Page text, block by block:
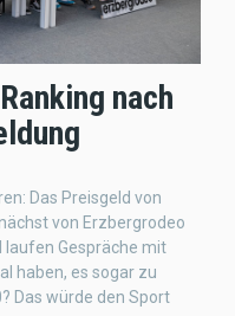
nach
Das Preisgeld von
von Erzbergrodeo
laufen Gespräche mit
haben, es sogar zu
Das würde den Sport